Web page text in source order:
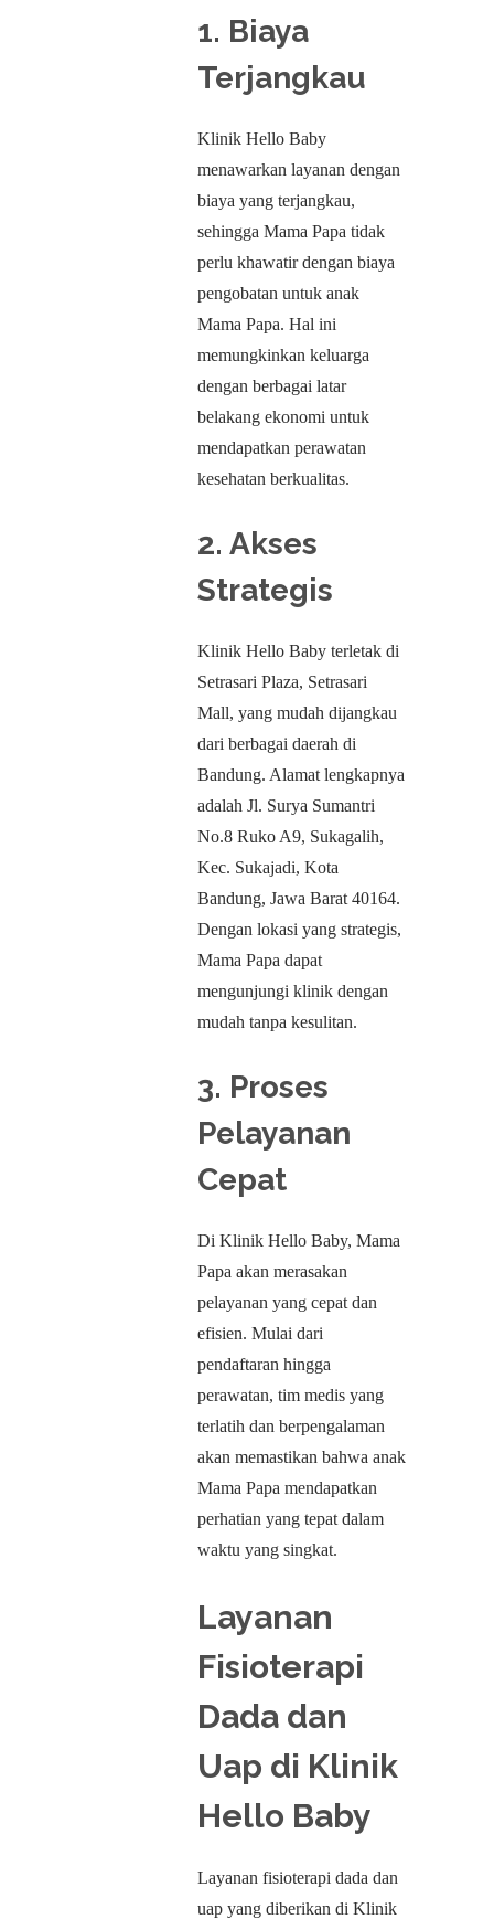
1. Biaya
Terjangkau
Klinik Hello Baby
menawarkan layanan dengan
biaya yang terjangkau,
sehingga Mama Papa tidak
perlu khawatir dengan biaya
pengobatan untuk anak
Mama Papa. Hal ini
memungkinkan keluarga
dengan berbagai latar
belakang ekonomi untuk
mendapatkan perawatan
kesehatan berkualitas.
2. Akses
Strategis
Klinik Hello Baby terletak di
Setrasari Plaza, Setrasari
Mall, yang mudah dijangkau
dari berbagai daerah di
Bandung. Alamat lengkapnya
adalah Jl. Surya Sumantri
No.8 Ruko A9, Sukagalih,
Kec. Sukajadi, Kota
Bandung, Jawa Barat 40164.
Dengan lokasi yang strategis,
Mama Papa dapat
mengunjungi klinik dengan
mudah tanpa kesulitan.
3. Proses
Pelayanan
Cepat
Di Klinik Hello Baby, Mama
Papa akan merasakan
pelayanan yang cepat dan
efisien. Mulai dari
pendaftaran hingga
perawatan, tim medis yang
terlatih dan berpengalaman
akan memastikan bahwa anak
Mama Papa mendapatkan
perhatian yang tepat dalam
waktu yang singkat.
Layanan
Fisioterapi
Dada dan
Uap di Klinik
Hello Baby
Layanan fisioterapi dada dan
uap yang diberikan di Klinik